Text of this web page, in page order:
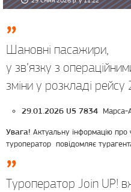
Шановні пасажири,
у зв’язку з
зміни у розкладі
29.01.2026 U5 7834 Марса-
Увага! Актуальну інформацію
туроператор повідомляє
Туроператор Join UP!